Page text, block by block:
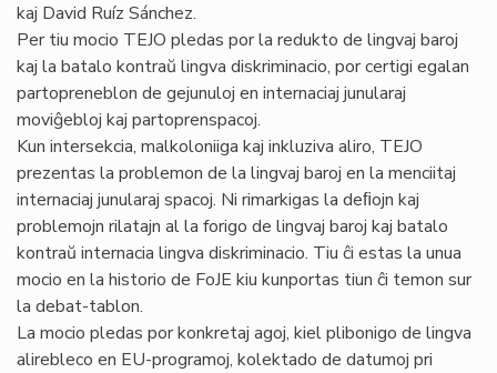
kaj David Ruíz Sánchez.
Per tiu mocio TEJO pledas por la redukto de lingvaj baroj
kaj la batalo kontraŭ lingva diskriminacio, por certigi egalan
partopreneblon de gejunuloj en internaciaj junularaj
moviĝebloj kaj partoprenspacoj.
Kun intersekcia, malkoloniiga kaj inkluziva aliro, TEJO
prezentas la problemon de la lingvaj baroj en la menciitaj
internaciaj junularaj spacoj. Ni rimarkigas la deﬁojn kaj
problemojn rilatajn al la forigo de lingvaj baroj kaj batalo
kontraŭ internacia lingva diskriminacio. Tiu ĉi estas la unua
mocio en la historio de FoJE kiu kunportas tiun ĉi temon sur
la debat-tablon.
La mocio pledas por konkretaj agoj, kiel plibonigo de lingva
alirebleco en EU-programoj, kolektado de datumoj pri